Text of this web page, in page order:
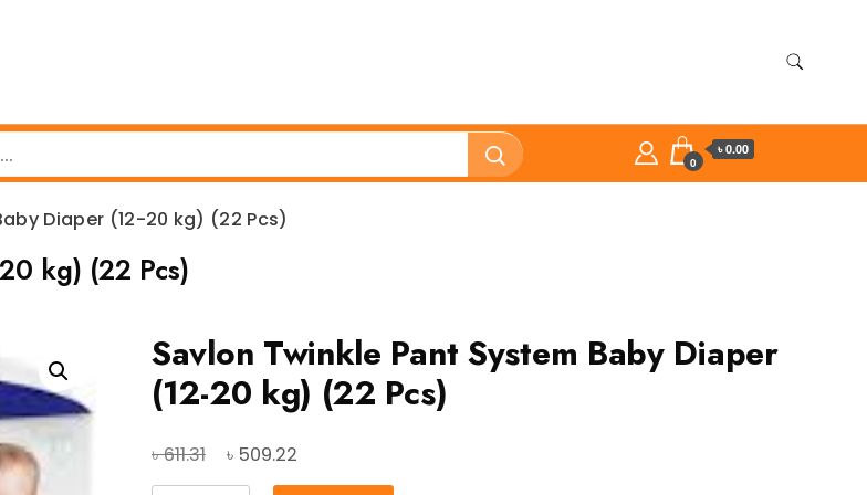
0
৳ 0.00
Diaper (12-20 kg) (22 Pcs)
kg) (22 Pcs)
Savlon Twinkle Pant System Baby Diaper
(12-20 kg) (22 Pcs)
৳611.31
Original
price
৳ 509.22
price